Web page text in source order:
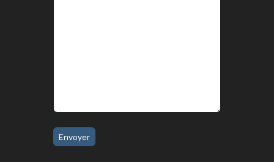
Envoyer